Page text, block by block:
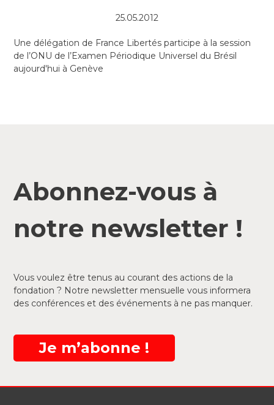
25.05.2012
Une délégation de France Libertés participe à la session
de l’ONU de l’Examen Périodique Universel du Brésil
aujourd'hui à Genève
Abonnez-vous à
notre newsletter !
Vous voulez être tenus au courant des actions de la
fondation ? Notre newsletter mensuelle vous informera
des conférences et des événements à ne pas manquer.
Je m’abonne !